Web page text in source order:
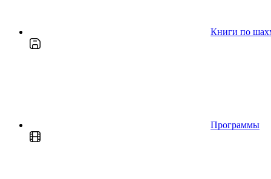
Книги по
Программы